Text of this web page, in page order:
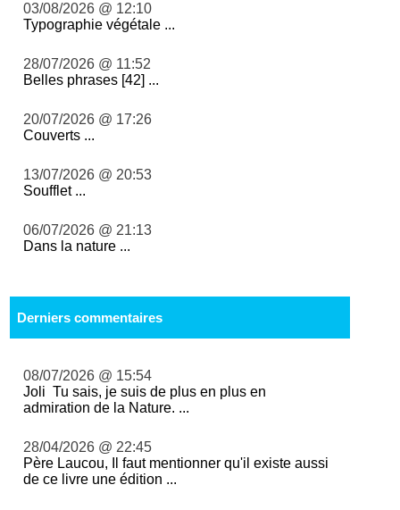
03/08/2026 @ 12:10
Typographie végétale ...
28/07/2026 @ 11:52
Belles phrases [42] ...
20/07/2026 @ 17:26
Couverts ...
13/07/2026 @ 20:53
Soufflet ...
06/07/2026 @ 21:13
Dans la nature ...
Derniers commentaires
08/07/2026 @ 15:54
Joli Tu sais, je suis de plus en plus en
admiration de la Nature. ...
28/04/2026 @ 22:45
Père Laucou, Il faut mentionner qu'il existe aussi
de ce livre une édition ...